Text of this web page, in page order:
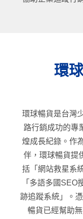
環
環球暢貨是台灣
路行銷成功的專
煌成長紀錄。作
伴，環球暢貨提
括「網站救星系
「多語多國SEO
跡追蹤系統」。
暢貨已經幫助